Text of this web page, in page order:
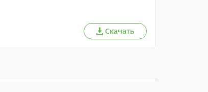
Скачать